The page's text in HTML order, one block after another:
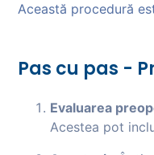
Această procedură
Pas cu pas -
Evaluarea
Acestea pot